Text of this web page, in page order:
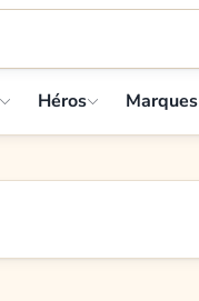
Héros Marques